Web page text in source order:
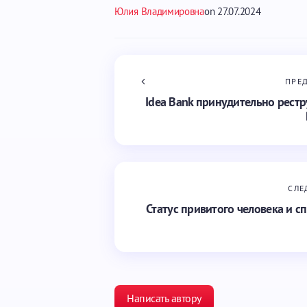
Юлия Владимировнаon 27.07.2024
Idea Bank принудительно
Статус привитого человека и
Написать автору